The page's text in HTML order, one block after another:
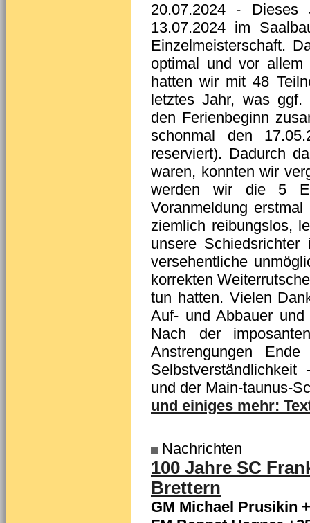
20.07.2024 - Dieses
13.07.2024 im
Einzelmeisterschaft.
optimal und vor
hatten wir mit 48
letztes Jahr, was ggf.
den Ferienbeginn
schonmal den
reserviert). Dadurch
waren, konnten wir
werden wir die 5
Voranmeldung
ziemlich reibungslos,
unsere
versehentliche
korrekten
tun hatten. Vielen
Auf- und Abbauer
Nach der
Anstrengungen
und der Main-taunus-
und einiges mehr:
Nachrichten
100 Jahre SC
Brettern
GM Michael Prusikin